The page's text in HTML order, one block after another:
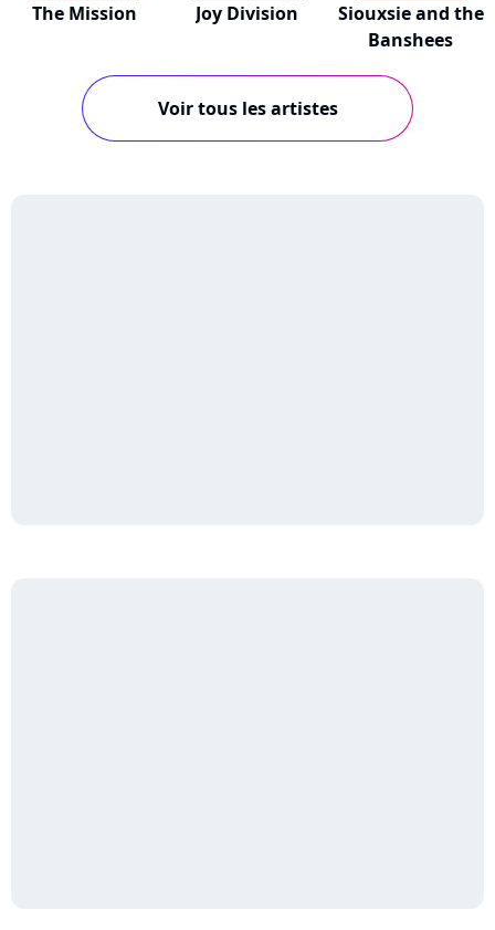
The Mission Joy Division
Siouxsie and the
Banshees
Voir tous les artistes